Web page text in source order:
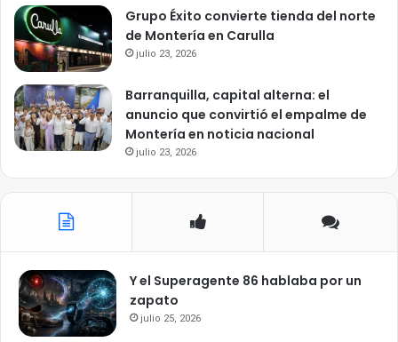
Grupo Éxito convierte tienda del norte
de Montería en Carulla
julio 23, 2026
Barranquilla, capital alterna: el
anuncio que convirtió el empalme de
Montería en noticia nacional
julio 23, 2026
Y el Superagente 86 hablaba por un
zapato
julio 25, 2026